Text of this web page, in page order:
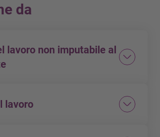
da
lavoro non imputabile al
2’000 per rata
lavoro